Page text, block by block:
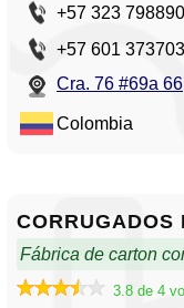
+57 323
+57 601
Cra. 76 #69a
Colombia
CORRUGADOS
Fábrica de carton
3.8 de 4